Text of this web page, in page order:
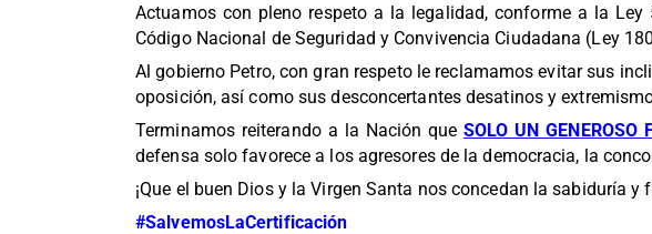
Actuamos con pleno respeto a la legalidad, conforme a la
Código Nacional de Seguridad y Convivencia Ciudadana (Ley
Al gobierno Petro, con gran respeto le reclamamos evitar sus
oposición, así como sus desconcertantes desatinos y
Terminamos reiterando a la Nación queSOLO UN GENEROSO
defensa solo favorece a los agresores de la democracia, la
¡Que el buen Dios y la Virgen Santa nos concedan la sabiduría
#SalvemosLaCertificación